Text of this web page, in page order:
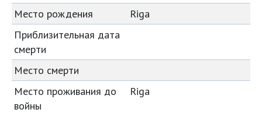
Место рождения
Riga
Приблизительная дата
смерти
Место смерти
Место проживания до
войны
Riga